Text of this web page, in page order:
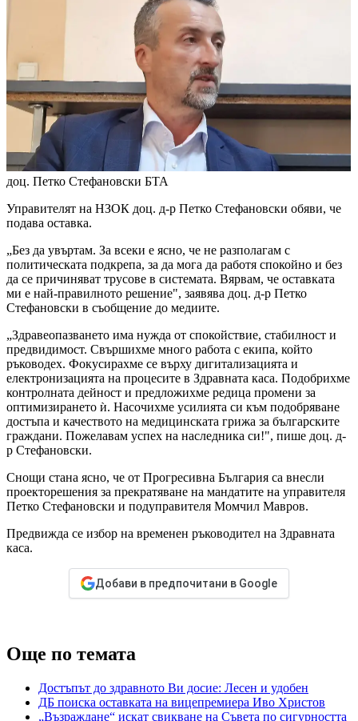
доц. Петко Стефановски БТА
Управителят на НЗОК доц. д-р Петко Стефановски обяви, че
подава оставка.
„Без да увъртам. За всеки е ясно, че не разполагам с
политическата подкрепа, за да мога да работя спокойно и без
да се причиняват трусове в системата. Вярвам, че оставката
ми е най-правилното решение", заявява доц. д-р Петко
Стефановски в съобщение до медиите.
„Здравеопазването има нужда от спокойствие, стабилност и
предвидимост. Свършихме много работа с екипа, който
ръководех. Фокусирахме се върху дигитализацията и
електронизацията на процесите в Здравната каса. Подобрихме
контролната дейност и предложихме редица промени за
оптимизирането ѝ. Насочихме усилията си към подобряване
достъпа и качеството на медицинската грижа за българските
граждани. Пожелавам успех на наследника си!", пише доц. д-
р Стефановски.
Снощи стана ясно, че от Прогресивна България са внесли
проекторешения за прекратяване на мандатите на управителя
Петко Стефановски и подуправителя Момчил Мавров.
Предвижда се избор на временен ръководител на Здравната
каса.
Добави в предпочитани в Google
Още по темата
Достъпът до здравното Ви досие: Лесен и удобен
ДБ поиска оставката на вицепремиера Иво Христов
„Възраждане“ искат свикване на Съвета по сигурността